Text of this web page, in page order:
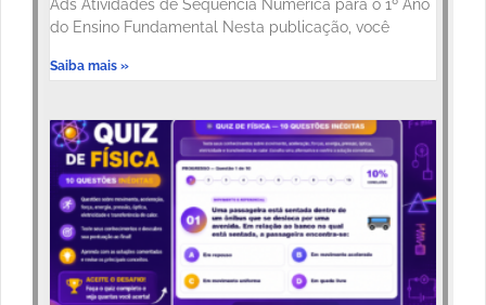
Ads Atividades de Sequência Numérica para o 1º Ano
do Ensino Fundamental Nesta publicação, você
Saiba mais »